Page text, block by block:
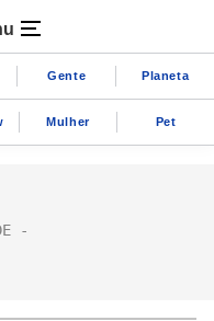
Gente Planeta
Mulher Pet